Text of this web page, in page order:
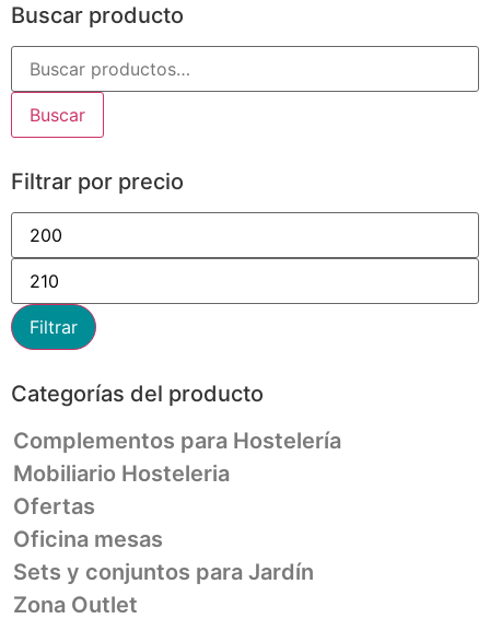
Buscar producto
Buscar
Filtrar por precio
Filtrar
Categorías del producto
Complementos para Hostelería
Mobiliario Hosteleria
Ofertas
Oficina mesas
Sets y conjuntos para Jardín
Zona Outlet